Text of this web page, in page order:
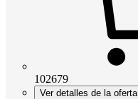
102679
Ver detalles de la oferta